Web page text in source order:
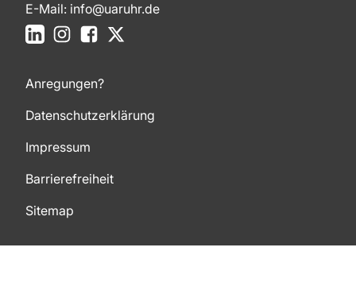
E-Mail: info@uaruhr.de
LinkedInInstagramFacebook
Anregungen?
Datenschutzerklärung
Impressum
Barrierefreiheit
Sitemap